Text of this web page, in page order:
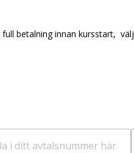
betalning innan kursstart, välj
i ditt avtalsnummer här